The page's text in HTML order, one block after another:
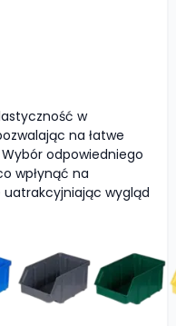
w
na łatwe
odpowiedniego
wpłynąć na
wygląd